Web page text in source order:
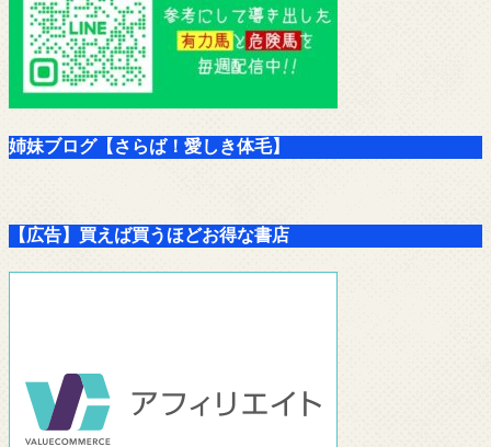
姉妹ブログ【さらば！愛しき体毛】
【広告】買えば買うほどお得な書店